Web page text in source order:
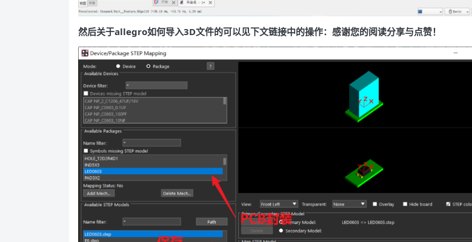
然后关于allegro如何导入3D文件的可以见下文链接中的操作： 感谢您的阅读分享与点赞！